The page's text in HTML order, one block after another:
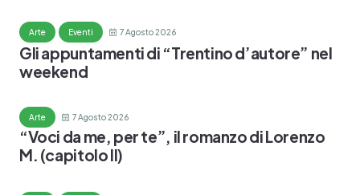
Arte Eventi 7 Agosto 2026
Gli appuntamenti di “Trentino d’autore” nel
weekend
Arte 7 Agosto 2026
“Voci da me, per te”, il romanzo di Lorenzo
M. (capitolo II)